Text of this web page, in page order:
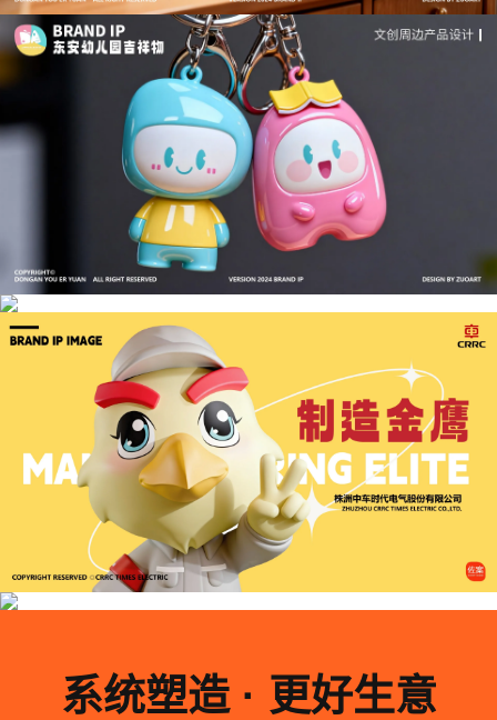
系统塑造 · 更好生意